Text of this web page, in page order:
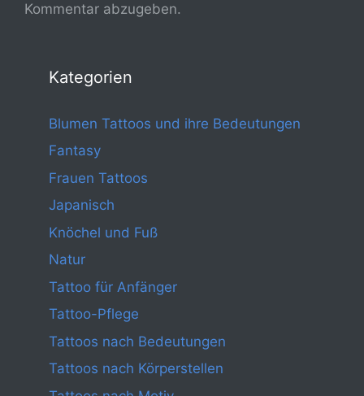
Kommentar abzugeben.
Kategorien
Blumen Tattoos und ihre Bedeutungen
Fantasy
Frauen Tattoos
Japanisch
Knöchel und Fuß
Natur
Tattoo für Anfänger
Tattoo-Pflege
Tattoos nach Bedeutungen
Tattoos nach Körperstellen